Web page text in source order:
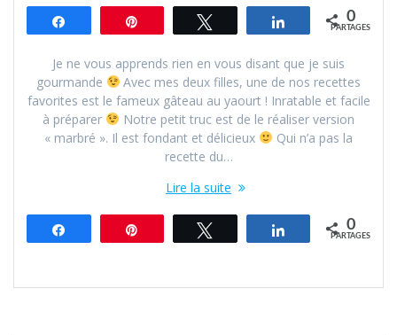
Partagez 0
PARTAGES
Je ne vous apprends rien en vous disant que je suis
gourmande
Avec mes deux filles, une de nos recettes
favorites est le fameux gâteau au yaourt ! Inratable et facile
à préparer
Notre petit truc est de le réaliser version
« marbré ». Il est fondant et délicieux
Qui n’a pas la
recette du…
Lire la suite
Partagez 0
PARTAGES